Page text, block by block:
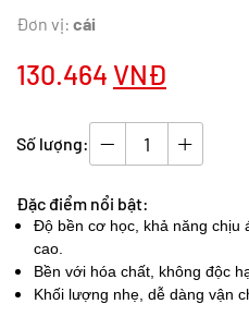
Đơn vị: cái
130.464 VNĐ
Số lượng:
Đặc điểm nổi bật:
Độ bền cơ học, khả năng chịu
cao.
Bền với hóa chất, không độc
Khối lượng nhẹ, dễ dàng vận